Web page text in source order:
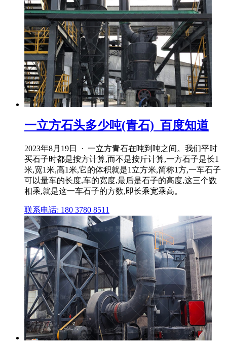
一立方石头多少吨(青石)_百度知道
2023年8月19日 · 一立方青石在吨到吨之间。我们平时
买石子时都是按方计算,而不是按斤计算,一方石子是长1
米,宽1米,高1米,它的体积就是1立方米,简称1方,一车石子
可以量车的长度,车的宽度,最后是石子的高度,这三个数
相乘,就是这一车石子的方数,即长乘宽乘高。
联系电话: 180 3780 8511